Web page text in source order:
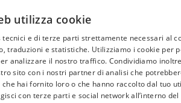
utilizza cookie
tecnici e di terze parti strettamente necessari al
traduzioni e statistiche. Utilizziamo i cookie per
analizzare il nostro traffico. Condividiamo
sito con i nostri partner di analisi che
hai fornito loro o che hanno raccolto dal tuo
con terze parti e social network all’interno